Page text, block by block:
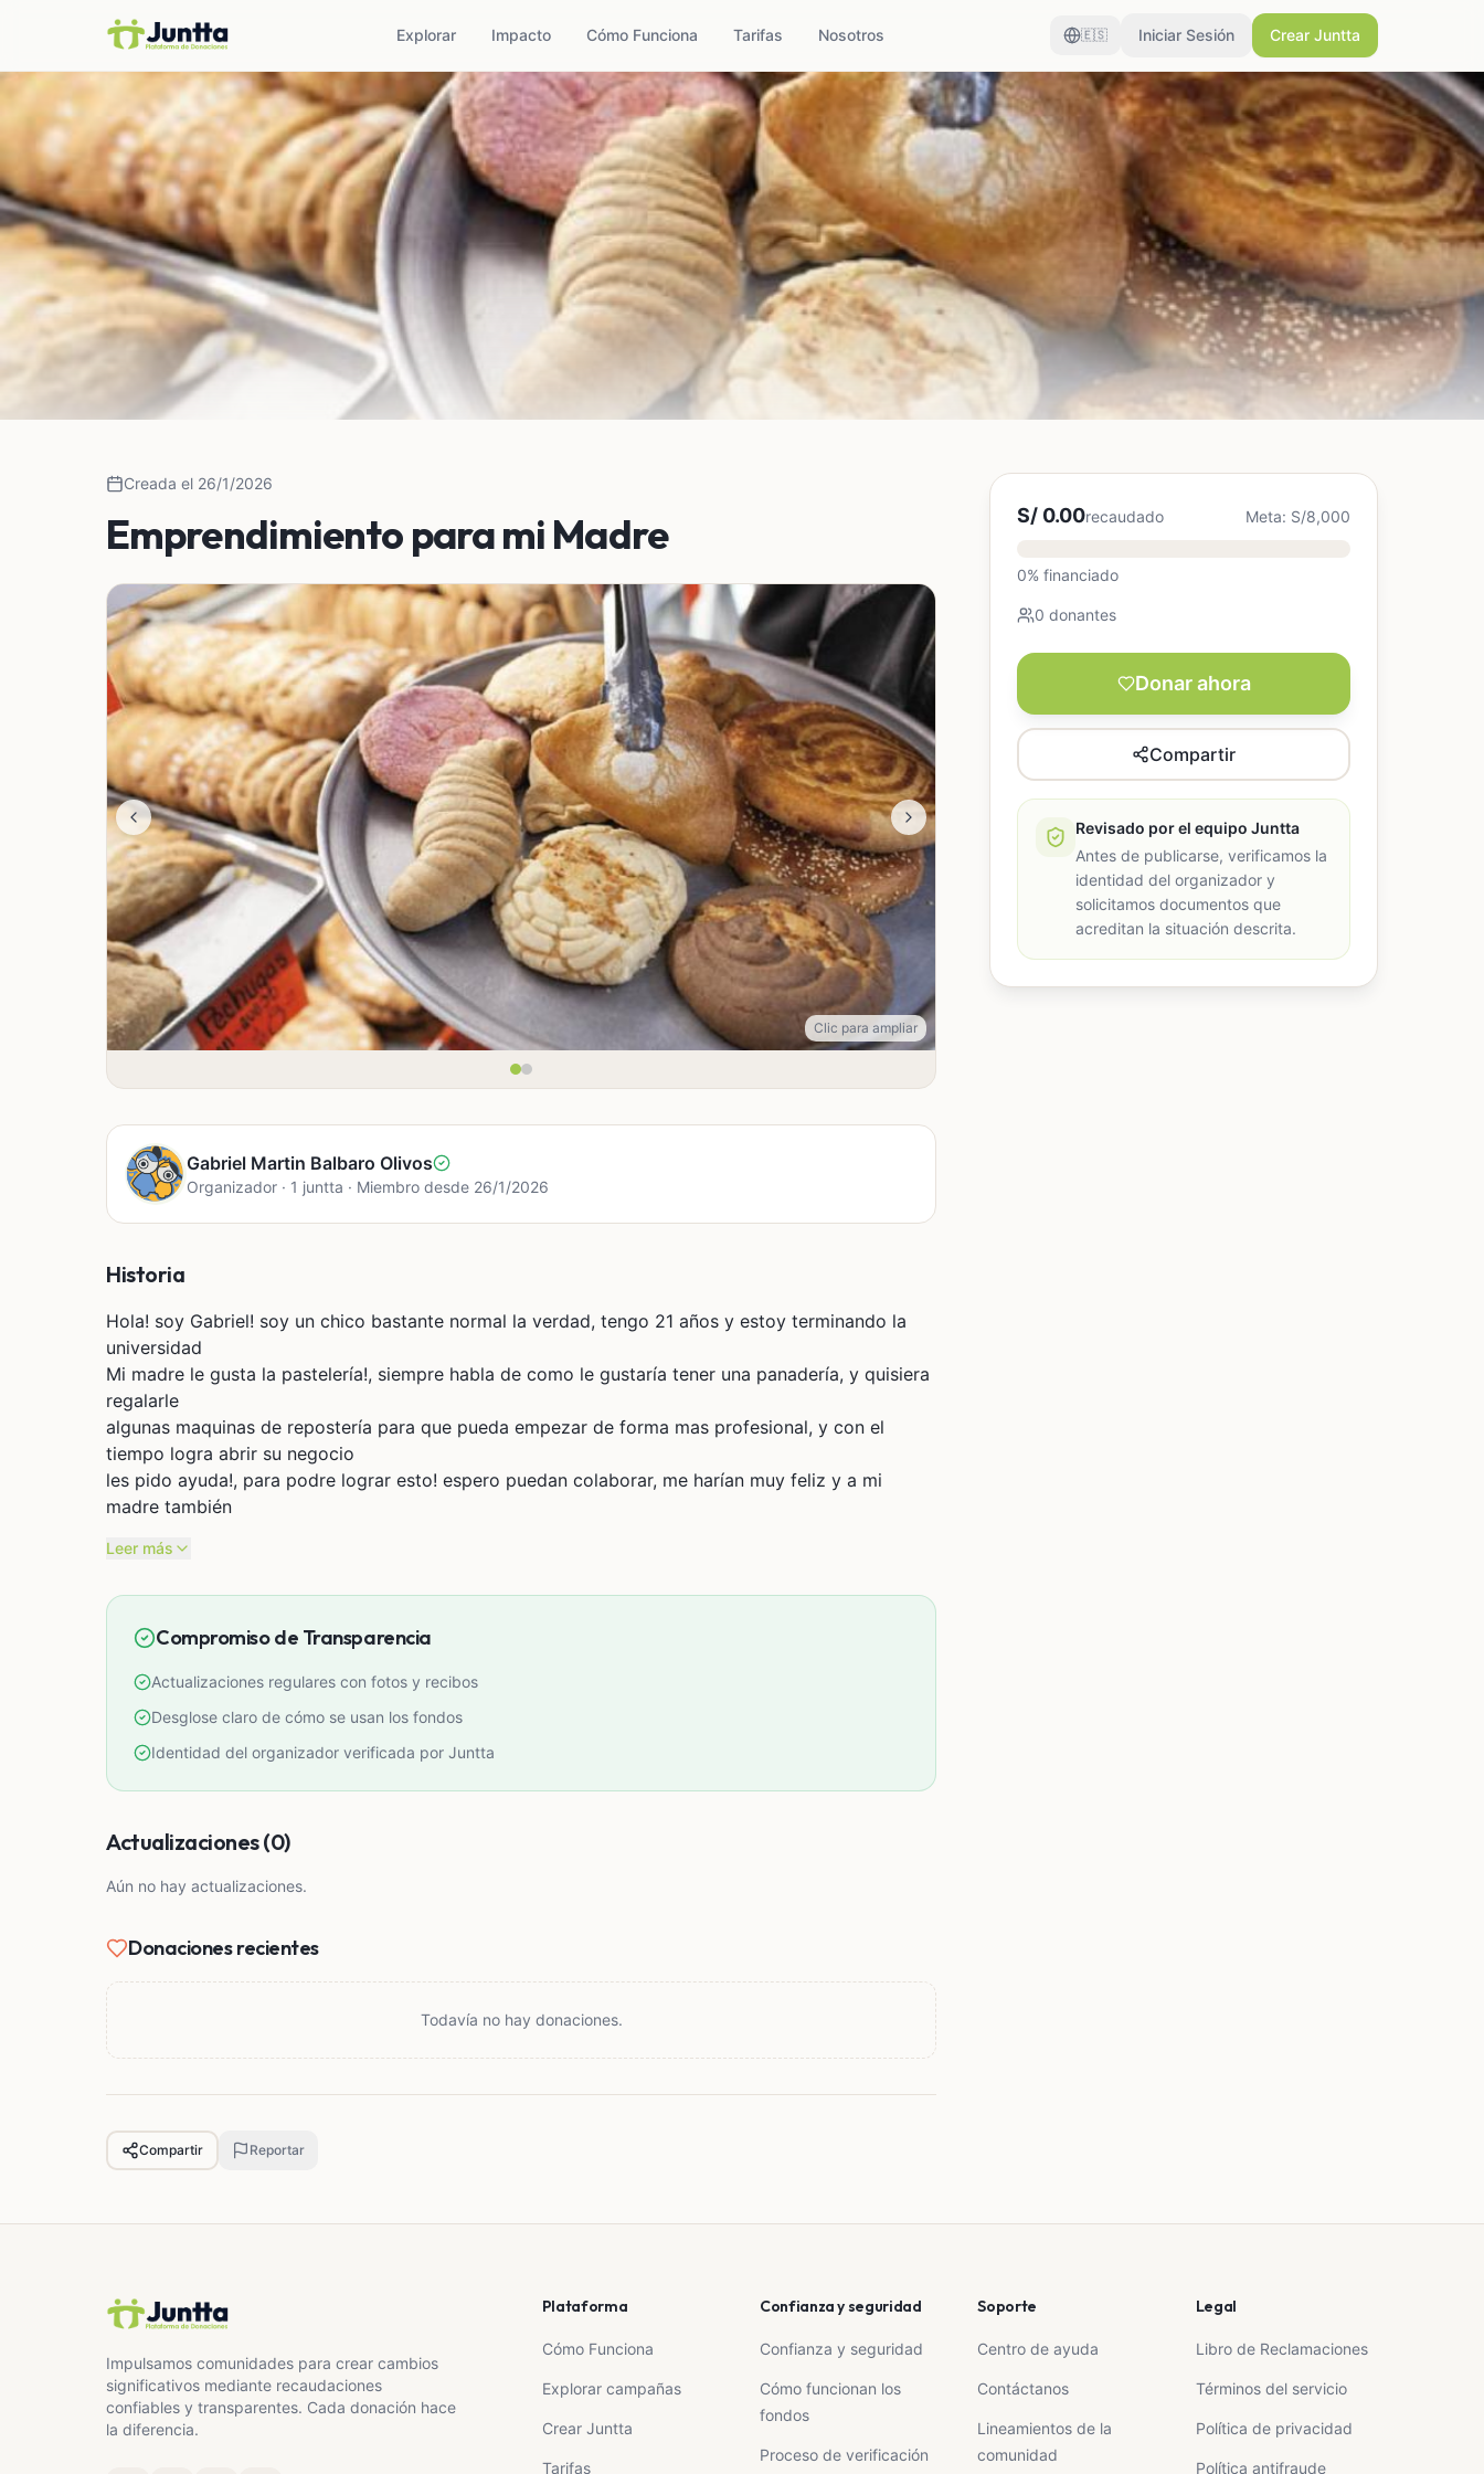
Explorar Impacto Cómo Funciona Tarifas Nosotros 🇪🇸 Iniciar Sesión Crear Juntta
Creada el 26/1/2026
Emprendimiento para mi Madre
Clic para ampliar
Gabriel Martin Balbaro Olivos
Organizador · 1 juntta · Miembro desde 26/1/2026
Historia
Hola! soy Gabriel! soy un chico bastante normal la verdad, tengo 21 años y estoy terminando la
universidad
Mi madre le gusta la pastelería!, siempre habla de como le gustaría tener una panadería, y quisiera
regalarle
algunas maquinas de repostería para que pueda empezar de forma mas profesional, y con el
tiempo logra abrir su negocio
les pido ayuda!, para podre lograr esto! espero puedan colaborar, me harían muy feliz y a mi
madre también
Leer más
Compromiso de Transparencia
Actualizaciones regulares con fotos y recibos
Desglose claro de cómo se usan los fondos
Identidad del organizador verificada por Juntta
Actualizaciones (0)
Aún no hay actualizaciones.
Donaciones recientes
Todavía no hay donaciones.
Compartir Reportar
S/ 0.00recaudado Meta: S/8,000
0% financiado
0 donantes
Donar ahora
Compartir
Revisado por el equipo Juntta
Antes de publicarse, verificamos la
identidad del organizador y
solicitamos documentos que
acreditan la situación descrita.
Impulsamos comunidades para crear cambios
significativos mediante recaudaciones
confiables y transparentes. Cada donación hace
la diferencia.
Plataforma
Cómo Funciona
Explorar campañas
Crear Juntta
Tarifas
Confianza y seguridad
Confianza y seguridad
Cómo funcionan los
fondos
Proceso de verificación
Soporte
Centro de ayuda
Contáctanos
Lineamientos de la
comunidad
Legal
Libro de Reclamaciones
Términos del servicio
Política de privacidad
Política antifraude